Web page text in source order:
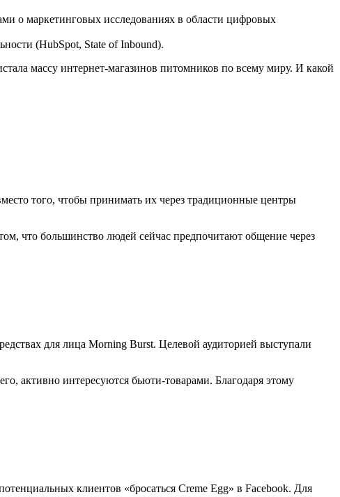
о маркетинговых исследованиях в области цифровых
(HubSpot, State of Inbound).
массу интернет-магазинов питомников по всему миру. И какой
того, чтобы принимать их через традиционные центры
что большинство людей сейчас предпочитают общение через
для лица Morning Burst. Целевой аудиторией выступали
активно интересуются бьюти-товарами. Благодаря этому
клиентов «бросаться Creme Egg» в Facebook. Для